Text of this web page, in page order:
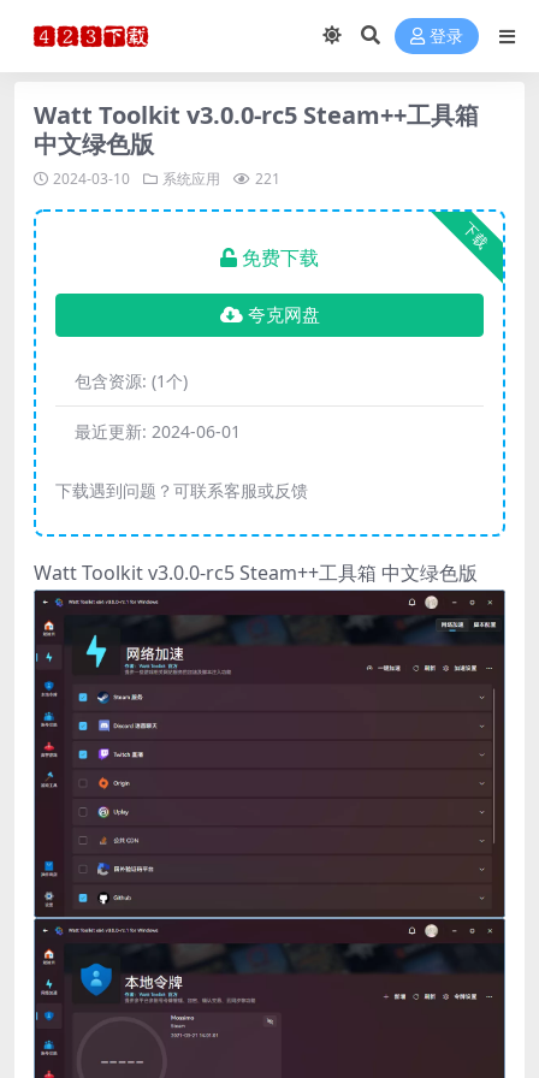
登录
Watt Toolkit v3.0.0-rc5 Steam++工具箱
中文绿色版
2024-03-10 系统应用 221
下载
免费下载
夸克网盘
包含资源: (1个)
最近更新: 2024-06-01
下载遇到问题？可联系客服或反馈
Watt Toolkit v3.0.0-rc5 Steam++工具箱 中文绿色版